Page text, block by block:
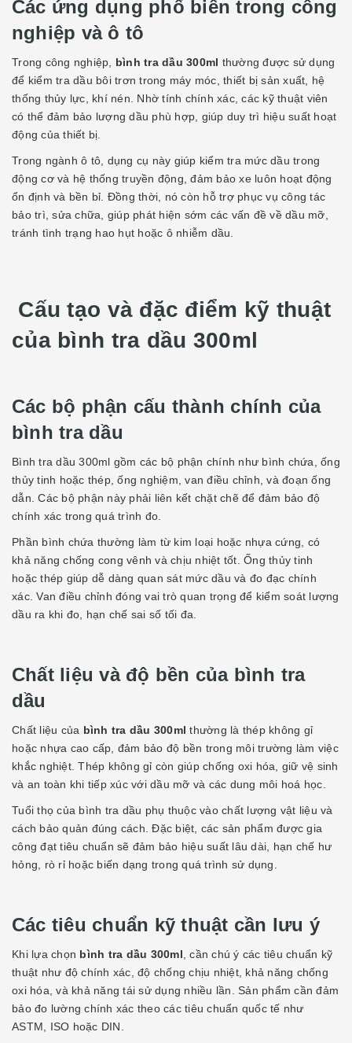
Các ứng dụng phổ biến trong công
nghiệp và ô tô
Trong công nghiệp, bình tra dầu 300ml thường được sử dụng
để kiểm tra dầu bôi trơn trong máy móc, thiết bị sản xuất, hệ
thống thủy lực, khí nén. Nhờ tính chính xác, các kỹ thuật viên
có thể đảm bảo lượng dầu phù hợp, giúp duy trì hiệu suất hoạt
động của thiết bị.
Trong ngành ô tô, dụng cụ này giúp kiểm tra mức dầu trong
động cơ và hệ thống truyền động, đảm bảo xe luôn hoạt động
ổn định và bền bỉ. Đồng thời, nó còn hỗ trợ phục vụ công tác
bảo trì, sửa chữa, giúp phát hiện sớm các vấn đề về dầu mỡ,
tránh tình trạng hao hụt hoặc ô nhiễm dầu.
Cấu tạo và đặc điểm kỹ thuật
của bình tra dầu 300ml
Các bộ phận cấu thành chính của
bình tra dầu
Bình tra dầu 300ml gồm các bộ phận chính như bình chứa, ống
thủy tinh hoặc thép, ống nghiệm, van điều chỉnh, và đoạn ống
dẫn. Các bộ phận này phải liên kết chặt chẽ để đảm bảo độ
chính xác trong quá trình đo.
Phần bình chứa thường làm từ kim loại hoặc nhựa cứng, có
khả năng chống cong vênh và chịu nhiệt tốt. Ống thủy tinh
hoặc thép giúp dễ dàng quan sát mức dầu và đo đạc chính
xác. Van điều chỉnh đóng vai trò quan trọng để kiểm soát lượng
dầu ra khi đo, hạn chế sai số tối đa.
Chất liệu và độ bền của bình tra
dầu
Chất liệu của bình tra dầu 300ml thường là thép không gỉ
hoặc nhựa cao cấp, đảm bảo độ bền trong môi trường làm việc
khắc nghiệt. Thép không gỉ còn giúp chống oxi hóa, giữ vệ sinh
và an toàn khi tiếp xúc với dầu mỡ và các dung môi hoá học.
Tuổi thọ của bình tra dầu phụ thuộc vào chất lượng vật liệu và
cách bảo quản đúng cách. Đặc biệt, các sản phẩm được gia
công đạt tiêu chuẩn sẽ đảm bảo hiệu suất lâu dài, hạn chế hư
hỏng, rò rỉ hoặc biến dạng trong quá trình sử dụng.
Các tiêu chuẩn kỹ thuật cần lưu ý
Khi lựa chọn bình tra dầu 300ml, cần chú ý các tiêu chuẩn kỹ
thuật như độ chính xác, độ chống chịu nhiệt, khả năng chống
oxi hóa, và khả năng tái sử dụng nhiều lần. Sản phẩm cần đảm
bảo đo lường chính xác theo các tiêu chuẩn quốc tế như
ASTM, ISO hoặc DIN.